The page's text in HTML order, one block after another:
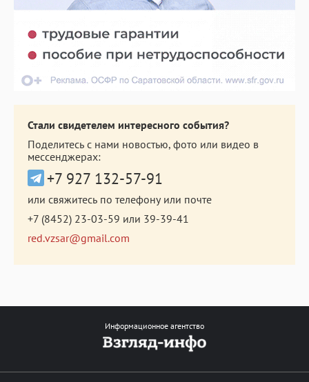
Стали свидетелем интересного события?
Поделитесь с нами новостью, фото или видео в
мессенджерах:
+7 927 132-57-91
или свяжитесь по телефону или почте
+7 (8452) 23-03-59 или 39-39-41
red.vzsar@gmail.com
Информационное агентство